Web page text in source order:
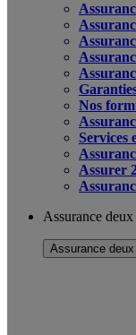
Nos
Services
Assurer
Assurance deux
Assurance deux